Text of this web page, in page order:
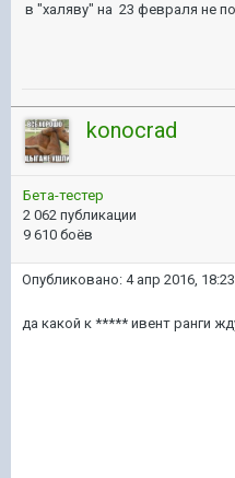
в "халяву" на 23 февраля не
konocrad
Бета-тестер
2 062 публикации
9 610 боёв
Опубликовано: 4 апр 2016,
да какой к ***** ивент ранги